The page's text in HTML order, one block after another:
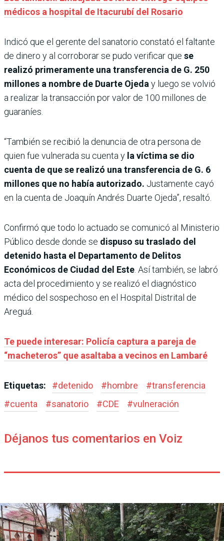
médicos a hospital de Itacurubí del Rosario
Indicó que el gerente del sanatorio constató el faltante
de dinero y al corroborar se pudo verificar que se
realizó primeramente una transferencia de G. 250
millones a nombre de Duarte Ojeda y luego se volvió
a realizar la transacción por valor de 100 millones de
guaraníes.
“También se recibió la denuncia de otra persona de
quien fue vulnerada su cuenta y la víctima se dio
cuenta de que se realizó una transferencia de G. 6
millones que no había autorizado. Justamente cayó
en la cuenta de Joaquín Andrés Duarte Ojeda”, resaltó.
Confirmó que todo lo actuado se comunicó al Ministerio
Público desde donde se dispuso su traslado del
detenido hasta el Departamento de Delitos
Económicos de Ciudad del Este . Así también, se labró
acta del procedimiento y se realizó el diagnóstico
médico del sospechoso en el Hospital Distrital de
Areguá.
Te puede interesar: Policía captura a pareja de
“macheteros” que asaltaba a vecinos en Lambaré
Etiquetas: #detenido #hombre #transferencia
#cuenta #sanatorio #CDE #vulneración
Déjanos tus comentarios en Voiz